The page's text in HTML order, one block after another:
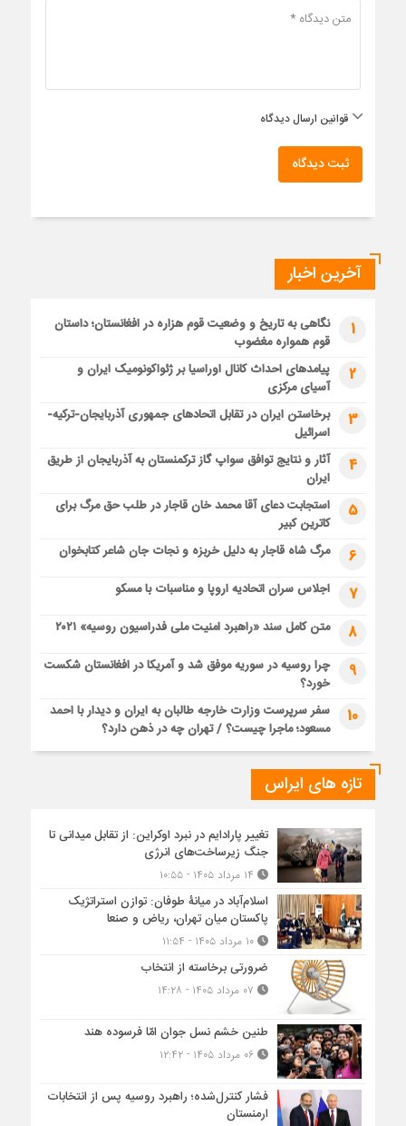
قوانین ارسال دیدگاه
ثبت دیدگاه
آخرین اخبار
1
نگاهی به تاریخ و وضعیت قوم هزاره در افغانستان؛ داستان
قوم همواره مغضوب
2
پیامدهای احداث کانال اوراسیا بر ژئواکونومیک ایران و
آسیای مرکزی
3
برخاستن ایران در تقابل اتحادهای جمهوری آذربایجان-ترکیه-
اسرائیل
4
آثار و نتایج توافق سواپ گاز ترکمنستان به آذربایجان از طریق
ایران
5
استجابت دعای آقا محمد خان قاجار در طلب حق مرگ برای
کاترین کبیر
6 مرگ شاه قاجار به دلیل خربزه و نجات جان شاعر کتابخوان
7 اجلاس سران اتحادیه اروپا و مناسبات با مسکو
8 متن کامل سند «راهبرد امنیت ملی فدراسیون روسیه» ۲۰۲۱
9
چرا روسیه در سوریه موفق شد و آمریکا در افغانستان شکست
خورد؟
10
سفر سرپرست وزارت خارجه طالبان به ایران و دیدار با احمد
مسعود؛ ماجرا چیست؟ / تهران چه در ذهن دارد؟
تازه های ایراس
تغییر پارادایم در نبرد اوکراین: از تقابل میدانی تا
جنگ زیرساخت‌های انرژی
اسلام‌آباد در میانۀ طوفان: توازن استراتژیک
پاکستان میان تهران، ریاض و صنعا
۱۰ مرداد ۱۴۰۵ - ۱۱:۵۴
ضرورتی برخاسته از انتخاب
طنین خشم نسل جوان امّا فرسوده هند
۰۶ مرداد ۱۴۰۵ - ۱۲:۴۲
فشار کنترل‌شده؛ راهبرد روسیه پس از انتخابات
ارمنستان